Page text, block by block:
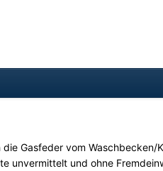
Gasfeder vom Waschbecken/
unvermittelt und ohne